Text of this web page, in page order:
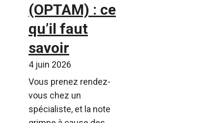
(OPTAM) : ce
qu’il faut
savoir
4 juin 2026
Vous prenez rendez-
vous chez un
spécialiste, et la note